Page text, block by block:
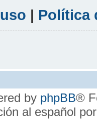
| Política
by phpBB®
al español